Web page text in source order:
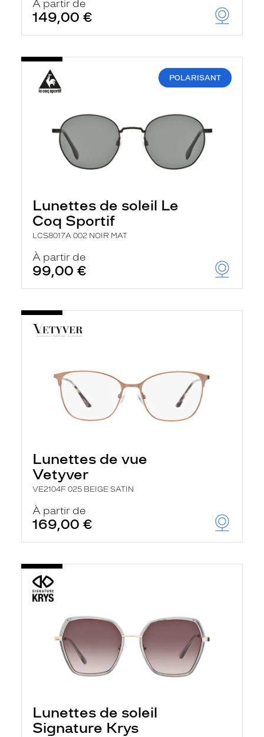
À partir de
149,00 €
POLARISANT
Lunettes de soleil Le
Coq Sportif
LCS8017A 002 NOIR MAT
À partir de
99,00 €
Lunettes de vue
Vetyver
VE2104F 025 BEIGE SATIN
À partir de
169,00 €
Lunettes de soleil
Signature Krys